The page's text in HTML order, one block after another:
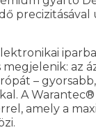
precizitásával
az
–
A
amely a